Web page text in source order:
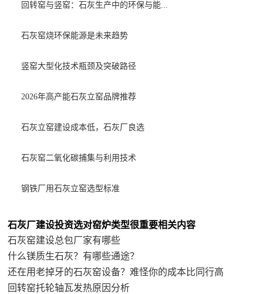
回转窑与竖窑：石灰生产中的环保与能...
石灰窑烧环保能源是未来趋势
竖窑大型化技术瓶颈及突破路径
2026年高产能石灰立窑品牌推荐
石灰立窑建设成本低，石灰厂良选
石灰窑二氧化碳捕集与利用技术
钢铁厂用石灰立窑选型标准
石灰厂建设投资选对窑炉类型很重要相关内容
石灰窑建设总包厂家有哪些
什么镁质生石灰？有哪些通途？
还在用老掉牙的石灰窑设备？难怪你的成本比同行高
回转窑托轮轴瓦发热原因分析